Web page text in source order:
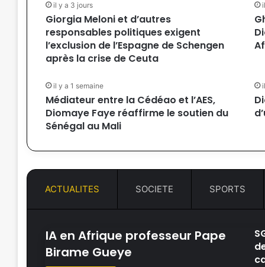
il y a 3 jours
Giorgia Meloni et d’autres
responsables politiques exigent
l’exclusion de l’Espagne de Schengen
après la crise de Ceuta
il y a 1 semaine
Médiateur entre la Cédéao et l’AES,
Diomaye Faye réaffirme le soutien du
Sénégal au Mali
ACTUALITES SOCIETE SPORTS
IA en Afrique professeur Pape
Birame Gueye